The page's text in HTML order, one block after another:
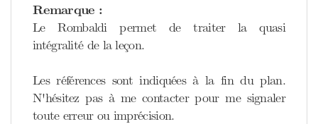
Remarque :
Le Rombaldi permet de traiter la quasi
intégralité de la leçon.
Les références sont indiquées à la fin du plan.
N'hésitez pas à me contacter pour me signaler
toute erreur ou imprécision.